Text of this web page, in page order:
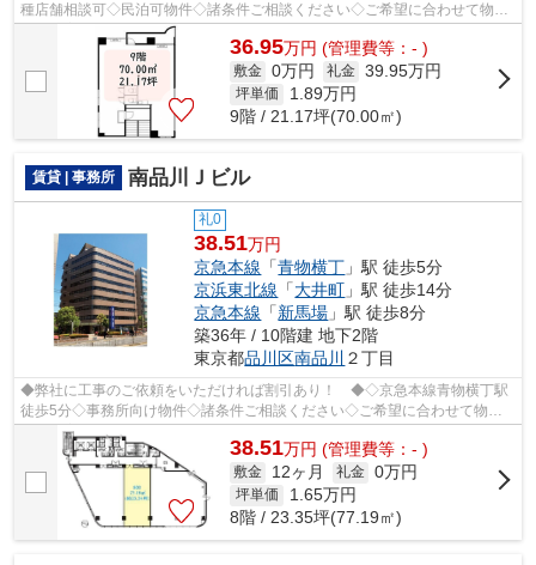
種店舗相談可◇民泊可物件◇諸条件ご相談ください◇ご希望に合わせて物件
のご提案が可能です◇お気軽にお問い合わせくだ...
36.95万円 (管理費等：- )
敷金 0万円 礼金 39.95万円
坪単価 1.89万円
9階 / 21.17坪(70.00㎡)
賃貸 | 事務所 南品川Ｊビル
礼0
38.51万円
京急本線 「青物横丁 」駅 徒歩5分
京浜東北線 「大井町 」駅 徒歩14分
京急本線 「新馬場 」駅 徒歩8分
築36年 / 10階建 地下2階
東京都品川区南品川 ２丁目
◆弊社に工事のご依頼をいただければ割引あり！ ◆◇京急本線青物横丁駅
徒歩5分◇事務所向け物件◇諸条件ご相談ください◇ご希望に合わせて物件
のご提案が可能です◇お気軽にお問い合わせく...
38.51万円 (管理費等：- )
敷金 12ヶ月 礼金 0万円
坪単価 1.65万円
8階 / 23.35坪(77.19㎡)